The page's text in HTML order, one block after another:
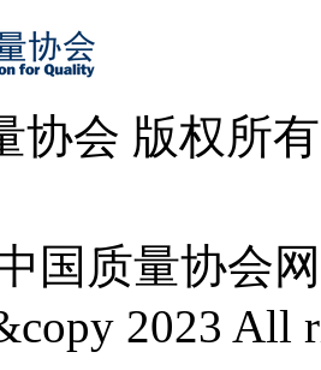
协会 版权所
国质量协会
2023 All